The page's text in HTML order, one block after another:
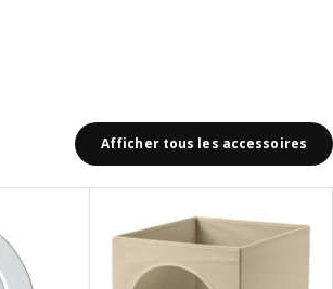
Afficher tous les accessoires